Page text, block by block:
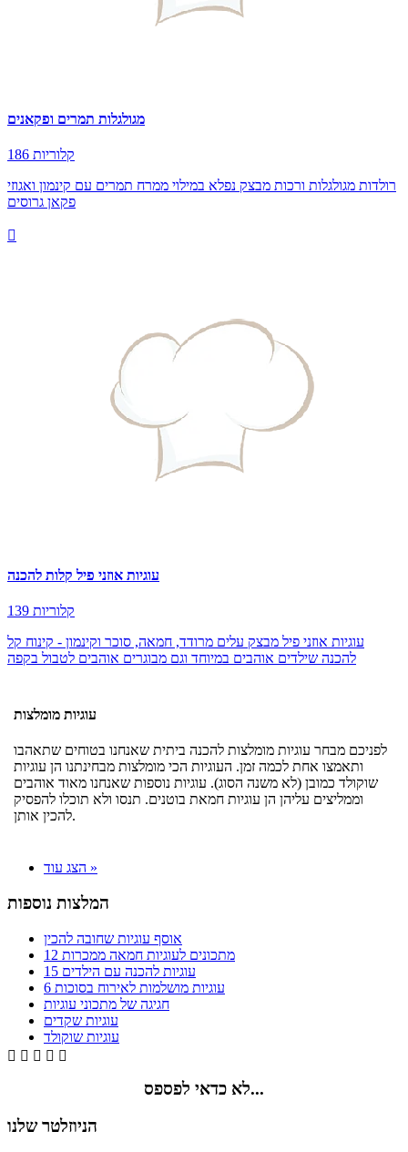
מגולגלות תמרים ופקאנים
186 קלוריות
רולדות מגולגלות ורכות מבצק נפלא במילוי ממרח תמרים עם קינמון ואגוזי
פקאן גרוסים

עוגיות אוזני פיל קלות להכנה
139 קלוריות
עוגיות אוזני פיל מבצק עלים מרודד, חמאה, סוכר וקינמון - קינוח קל
להכנה שילדים אוהבים במיוחד וגם מבוגרים אוהבים לטבול בקפה
עוגיות מומלצות
לפניכם מבחר עוגיות מומלצות להכנה ביתית שאנחנו בטוחים שתאהבו
ותאמצו אחת לכמה זמן. העוגיות הכי מומלצות מבחינתנו הן עוגיות
שוקולד כמובן (לא משנה הסוג). עוגיות נוספות שאנחנו מאוד אוהבים
וממליצים עליהן הן עוגיות חמאת בוטנים. תנסו ולא תוכלו להפסיק
להכין אותן.
הצג עוד »
המלצות נוספות
אוסף עוגיות שחובה להכין
12 מתכונים לעוגיות חמאה ממכרות
15 עוגיות להכנה עם הילדים
6 עוגיות מושלמות לאירוח בסוכות
חגיגה של מתכוני עוגיות
עוגיות שקדים
עוגיות שוקולד
    
לא כדאי לפספס...
הניוזלטר שלנו